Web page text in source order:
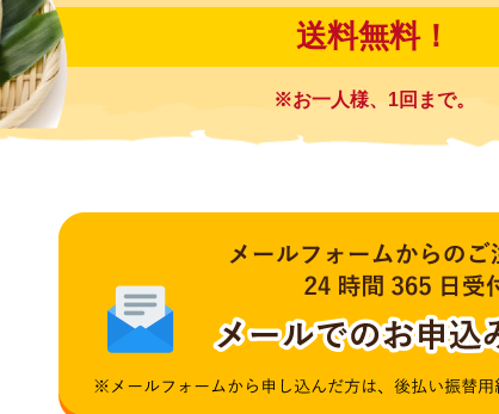
送料無料！
※お一人様、1回まで。